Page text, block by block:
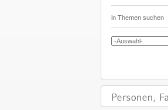
in Themen suchen